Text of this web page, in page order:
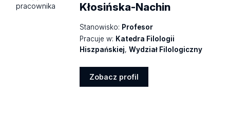
Kłosińska-Nachin
Stanowisko: Profesor
Pracuje w: Katedra Filologii
Hiszpańskiej,Wydział Filologiczny
Zobacz profil